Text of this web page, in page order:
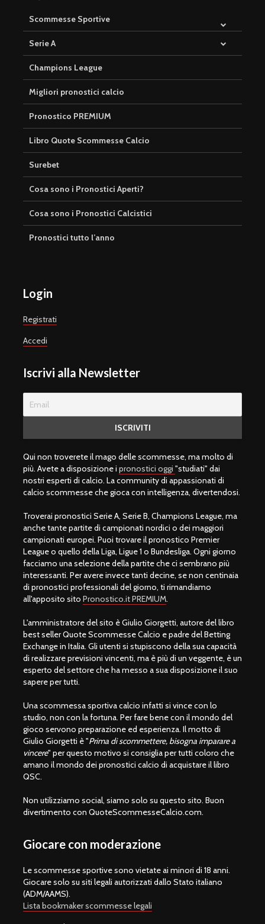
Scommesse Sportive
Serie A
Champions League
Migliori pronostici calcio
Pronostico PREMIUM
Libro Quote Scommesse Calcio
Surebet
Cosa sono i Pronostici Aperti?
Cosa sono i Pronostici Calcistici
Pronostici tutto l’anno
Login
Registrati
Accedi
Iscrivi alla Newsletter
Qui non troverete il mago delle scommesse, ma molto di
più. Avete a disposizione i pronostici oggi "studiati" dai
nostri esperti di calcio. La community di appassionati di
calcio scommesse che gioca con intelligenza, divertendosi.
Troverai pronostici Serie A, Serie B, Champions League, ma
anche tante partite di campionati nordici o dei maggiori
campionati europei. Puoi trovare il pronostico Premier
League o quello della Liga, Ligue 1 o Bundesliga. Ogni giorno
facciamo una selezione della partite che ci sembrano più
interessanti. Per avere invece tanti decine, se non centinaia
di pronostici professionali del giorno, ti rimandiamo
all'apposito sito Pronostico.it PREMIUM.
L'amministratore del sito è Giulio Giorgetti, autore del libro
best seller Quote Scommesse Calcio e padre del Betting
Exchange in Italia. Gli utenti si stupiscono della sua capacità
di realizzare previsioni vincenti, ma è più di un veggente, è un
esperto del settore che ha messo a sua disposizione il suo
sapere per tutti.
Una scommessa sportiva calcio infatti si vince con lo
studio, non con la fortuna. Per fare bene con il mondo del
gioco servono preparazione ed esperienza. Il motto di
Giulio Giorgetti è "Prima di scommettere, bisogna imparare a
vincere" per questo motivo si consiglia per tutti coloro che
amano il mondo dei pronostici calcio di acquistare il libro
QSC.
Non utilizziamo social, siamo solo su questo sito. Buon
divertimento con QuoteScommesseCalcio.com.
Giocare con moderazione
Le scommesse sportive sono vietate ai minori di 18 anni.
Giocare solo su siti legali autorizzati dallo Stato italiano
(ADM/AAMS).
Lista bookmaker scommesse legali